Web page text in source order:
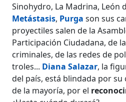
Sinohydro, La Madrina, León
Metástasis, Purga son sus
proyectiles salen de la
Participación Ciudadana, de
criminales, de las redes de
troles... Diana Salazar, la
del país, está blindada por
de la mayoría, por el